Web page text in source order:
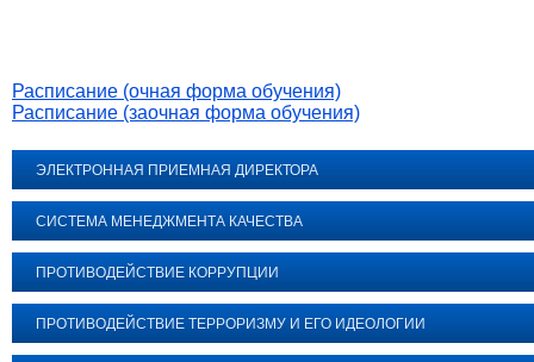
Расписание (очная форма обучения)
Расписание (заочная форма обучения)
ЭЛЕКТРОННАЯ ПРИЕМНАЯ ДИРЕКТОРА
СИСТЕМА МЕНЕДЖМЕНТА КАЧЕСТВА
ПРОТИВОДЕЙСТВИЕ КОРРУПЦИИ
ПРОТИВОДЕЙСТВИЕ ТЕРРОРИЗМУ И ЕГО ИДЕОЛОГИИ